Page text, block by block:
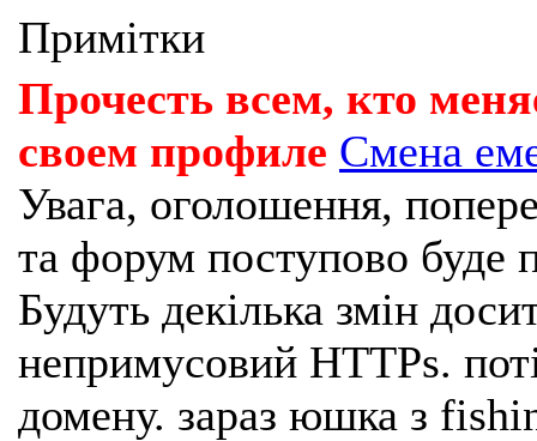
Примітки
Прочесть всем, кто
своем профиле Смена
Увага, оголошення,
та форум поступово буде
Будуть декілька змін
непримусовий HTTPs.
домену. зараз юшка з